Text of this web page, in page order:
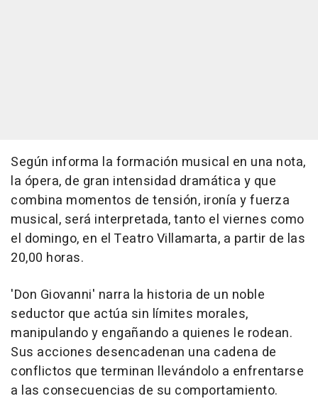
Según informa la formación musical en una nota,
la ópera, de gran intensidad dramática y que
combina momentos de tensión, ironía y fuerza
musical, será interpretada, tanto el viernes como
el domingo, en el Teatro Villamarta, a partir de las
20,00 horas.
'Don Giovanni' narra la historia de un noble
seductor que actúa sin límites morales,
manipulando y engañando a quienes le rodean.
Sus acciones desencadenan una cadena de
conflictos que terminan llevándolo a enfrentarse
a las consecuencias de su comportamiento.